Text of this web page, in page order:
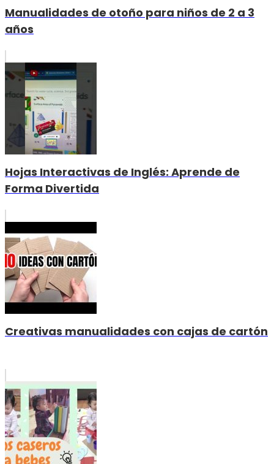
Manualidades de otoño para niños de 2 a 3
años
Hojas Interactivas de Inglés: Aprende de
Forma Divertida
Creativas manualidades con cajas de cartón